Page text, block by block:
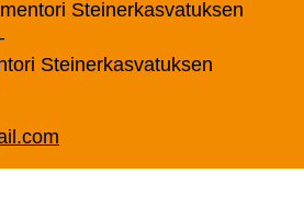
Steinerkasvatuksen
Steinerkasvatuksen